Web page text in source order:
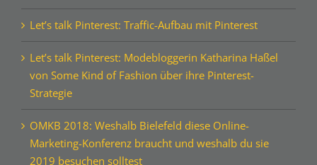
Let’s talk Pinterest: Traffic-Aufbau mit Pinterest
Let’s talk Pinterest: Modebloggerin Katharina Haßel
von Some Kind of Fashion über ihre Pinterest-
Strategie
OMKB 2018: Weshalb Bielefeld diese Online-
Marketing-Konferenz braucht und weshalb du sie
2019 besuchen solltest